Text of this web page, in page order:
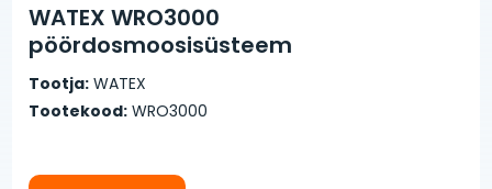
WATEX WRO3000
pöördosmoosisüsteem
Tootja: WATEX
Tootekood: WRO3000